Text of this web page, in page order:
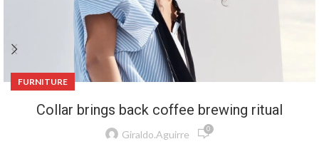
FURNITURE
Collar brings back coffee brewing ritual
Giraldo.aguirre 0